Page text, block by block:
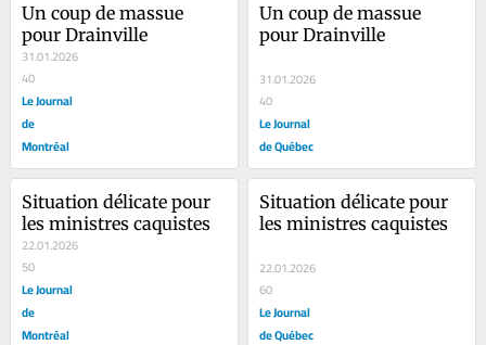
Un coup de massue
pour Drainville
31.01.2026
40
Le Journal
de
Montréal
Un coup de massue
pour Drainville
31.01.2026
40
Le Journal
de Québec
Situation délicate pour
les ministres caquistes
22.01.2026
50
Le Journal
de
Montréal
Situation délicate pour
les ministres caquistes
22.01.2026
60
Le Journal
de Québec